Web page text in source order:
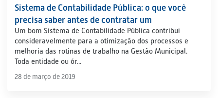
Sistema de Contabilidade Pública: o que você
precisa saber antes de contratar um
Um bom Sistema de Contabilidade Pública contribui
consideravelmente para a otimização dos processos e
melhoria das rotinas de trabalho na Gestão Municipal.
Toda entidade ou ór...
28 de março de 2019